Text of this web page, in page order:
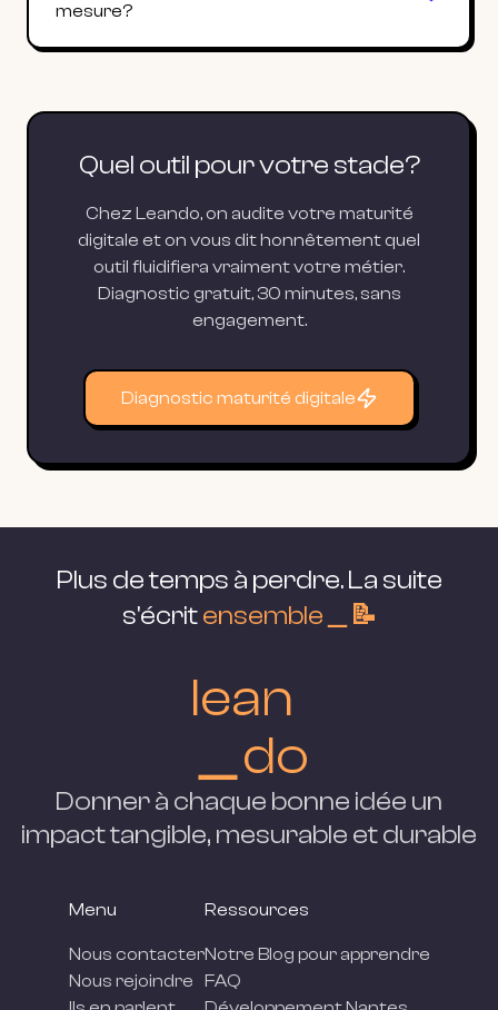
mesure?
Quel outil pour votre stade?
Chez Leando, on audite votre maturité
digitale et on vous dit honnêtement quel
outil fluidifiera vraiment votre métier.
Diagnostic gratuit, 30 minutes, sans
engagement.
Diagnostic maturité digitale
Plus de temps à perdre. La suite
s'écrit ensemble＿📝
lean
＿do
Donner à chaque bonne idée un
impact tangible, mesurable etdurable
Menu
Nous contacter
Nous rejoindre
Ressources
Notre Blog pour apprendre
FAQ